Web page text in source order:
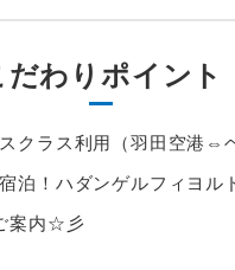
だわりポイント
クラス利用（羽田空港⇔
泊！ハダンゲルフィヨル
案内☆彡